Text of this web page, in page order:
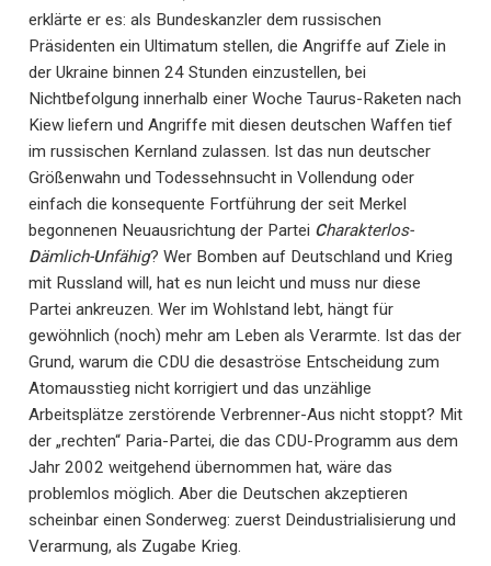
erklärte er es: als Bundeskanzler dem russischen
Präsidenten ein Ultimatum stellen, die Angriffe auf Ziele in
der Ukraine binnen 24 Stunden einzustellen, bei
Nichtbefolgung innerhalb einer Woche Taurus-Raketen nach
Kiew liefern und Angriffe mit diesen deutschen Waffen tief
im russischen Kernland zulassen. Ist das nun deutscher
Größenwahn und Todessehnsucht in Vollendung oder
einfach die konsequente Fortführung der seit Merkel
begonnenen Neuausrichtung der Partei Charakterlos-
Dämlich-Unfähig? Wer Bomben auf Deutschland und Krieg
mit Russland will, hat es nun leicht und muss nur diese
Partei ankreuzen. Wer im Wohlstand lebt, hängt für
gewöhnlich (noch) mehr am Leben als Verarmte. Ist das der
Grund, warum die CDU die desaströse Entscheidung zum
Atomausstieg nicht korrigiert und das unzählige
Arbeitsplätze zerstörende Verbrenner-Aus nicht stoppt? Mit
der „rechten“ Paria-Partei, die das CDU-Programm aus dem
Jahr 2002 weitgehend übernommen hat, wäre das
problemlos möglich. Aber die Deutschen akzeptieren
scheinbar einen Sonderweg: zuerst Deindustrialisierung und
Verarmung, als Zugabe Krieg.